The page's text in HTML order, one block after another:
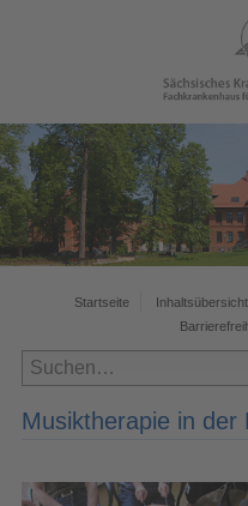
Startseite Inhaltsübersicht
Musiktherapie in der